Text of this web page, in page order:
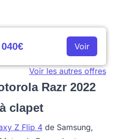
Voir
Voir les autres offres
Razr 2022
clapet
Z Flip 4 de Samsung,